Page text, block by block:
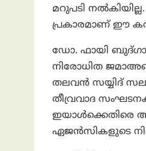
മറുപടി
പ്രകാരമാണ് ഈ
ഡോ. ഫായി
നിരോധിത
തലവൻ സയ്യിദ്
തീവ്രവാദ
ഇയാൾക്കെതിരെ
ഏജൻസികളുടെ